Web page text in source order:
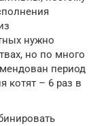
нужно
но по много
период
котят – 6 раз в